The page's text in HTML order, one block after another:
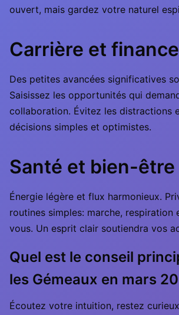
ouvert, mais gardez votre naturel
Carrière et
Des petites avancées significatives
Saisissez les opportunités qui
collaboration. Évitez les distractions
décisions simples et optimistes.
Santé et bien-être
Énergie légère et flux harmonieux.
routines simples: marche, respiration
vous. Un esprit clair soutiendra vos
Quel est le conseil
les Gémeaux en mars
Écoutez votre intuition, restez